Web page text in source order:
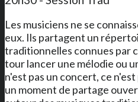
Les musiciens ne se
eux. Ils partagent un
traditionnelles connues par
tour lancer une mélodie ou
n'est pas un concert, ce
un moment de partage